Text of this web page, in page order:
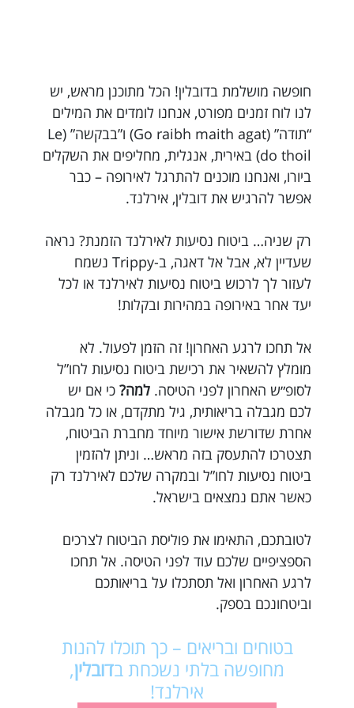
חופשה מושלמת בדובלין! הכל מתוכנן מראש, יש
לנו לוח זמנים מפורט, אנחנו לומדים את המילים
“תודה” (Go raibh maith agat) ו”בבקשה” (Le
do thoil) באירית, אנגלית, מחליפים את השקלים
ביורו, ואנחנו מוכנים להתרגל לאירופה – כבר
אפשר להרגיש את דובלין, אירלנד.
רק שניה… ביטוח נסיעות לאירלנד הזמנת? נראה
שעדיין לא, אבל אל דאגה, ב-Trippy נשמח
לעזור לך לרכוש ביטוח נסיעות לאירלנד או לכל
יעד אחר באירופה במהירות ובקלות!
אל תחכו לרגע האחרון! זה הזמן לפעול. לא
מומלץ להשאיר את רכישת ביטוח נסיעות לחו”ל
לסופ״ש האחרון לפני הטיסה. למה? כי אם יש
לכם מגבלה בריאותית, גיל מתקדם, או כל מגבלה
אחרת שדורשת אישור מיוחד מחברת הביטוח,
תצטרכו להתעסק בזה מראש… וניתן להזמין
ביטוח נסיעות לחו”ל ובמקרה שלכם לאירלנד רק
כאשר אתם נמצאים בישראל.
לטובתכם, התאימו את פוליסת הביטוח לצרכים
הספציפיים שלכם עוד לפני הטיסה. אל תחכו
לרגע האחרון ואל תסתכלו על בריאותכם
וביטחונכם בספק.
בטוחים ובריאים – כך תוכלו להנות
מחופשה בלתי נשכחת בדובלין,
אירלנד!